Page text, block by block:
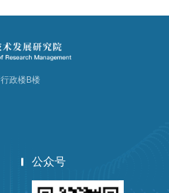
政楼B楼
公众号